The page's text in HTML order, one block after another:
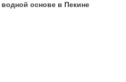
основе в Пекине